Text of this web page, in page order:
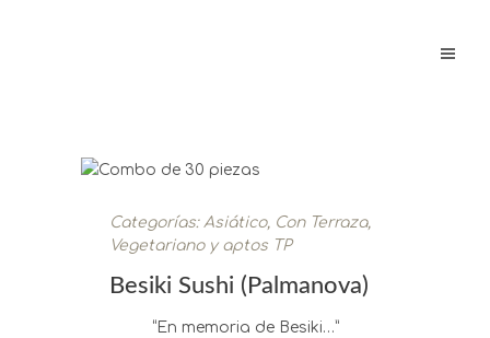
Categorías: Asiático, Con Terraza,
Vegetariano y aptos TP
Besiki Sushi (Palmanova)
“En memoria de Besiki…”